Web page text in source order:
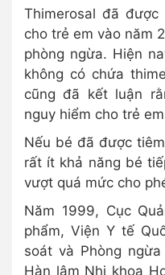
Thimerosal đã
cho trẻ em vào năm
phòng ngừa. Hiện
không có chứa
cũng đã kết luận
nguy hiểm cho trẻ
Nếu bé đã được
rất ít khả năng bé
vượt quá mức cho
Năm 1999, Cục
phẩm, Viện Y tế
soát và Phòng
Hàn lâm Nhi khoa